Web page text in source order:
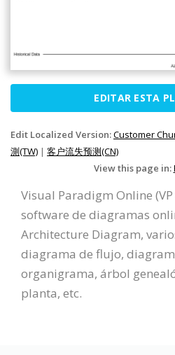
EDITAR ESTA
Edit Localized Version:Customer
測(TW) | 客户流失预测(CN)
View this page in:
Visual Paradigm Online
software de diagramas
Architecture Diagram,
diagrama de flujo,
organigrama, árbol
planta, etc.